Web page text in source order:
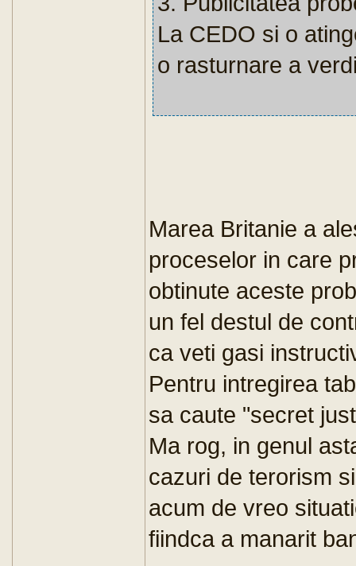
La CEDO si o
o rasturnare a
Marea Britanie a
proceselor in care
obtinute aceste
un fel destul de
ca veti gasi
Pentru intregirea
sa caute "secret
Ma rog, in genul
cazuri de terorism
acum de vreo
fiindca a manarit